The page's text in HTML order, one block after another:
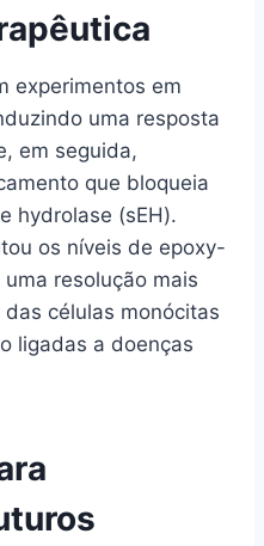
experimentos em
uma resposta
em seguida,
que bloqueia
hydrolase (sEH).
os níveis de epoxy-
resolução mais
células monócitas
ligadas a doenças